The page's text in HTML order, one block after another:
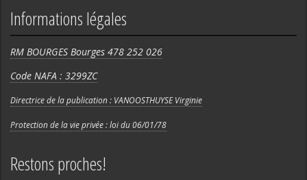
Informations légales
RM BOURGES Bourges 478 252 026
Code NAFA : 3299ZC
Directrice de la publication : VANOOSTHUYSE Virginie
Protection de la vie privée : loi du 06/01/78
Restons proches!